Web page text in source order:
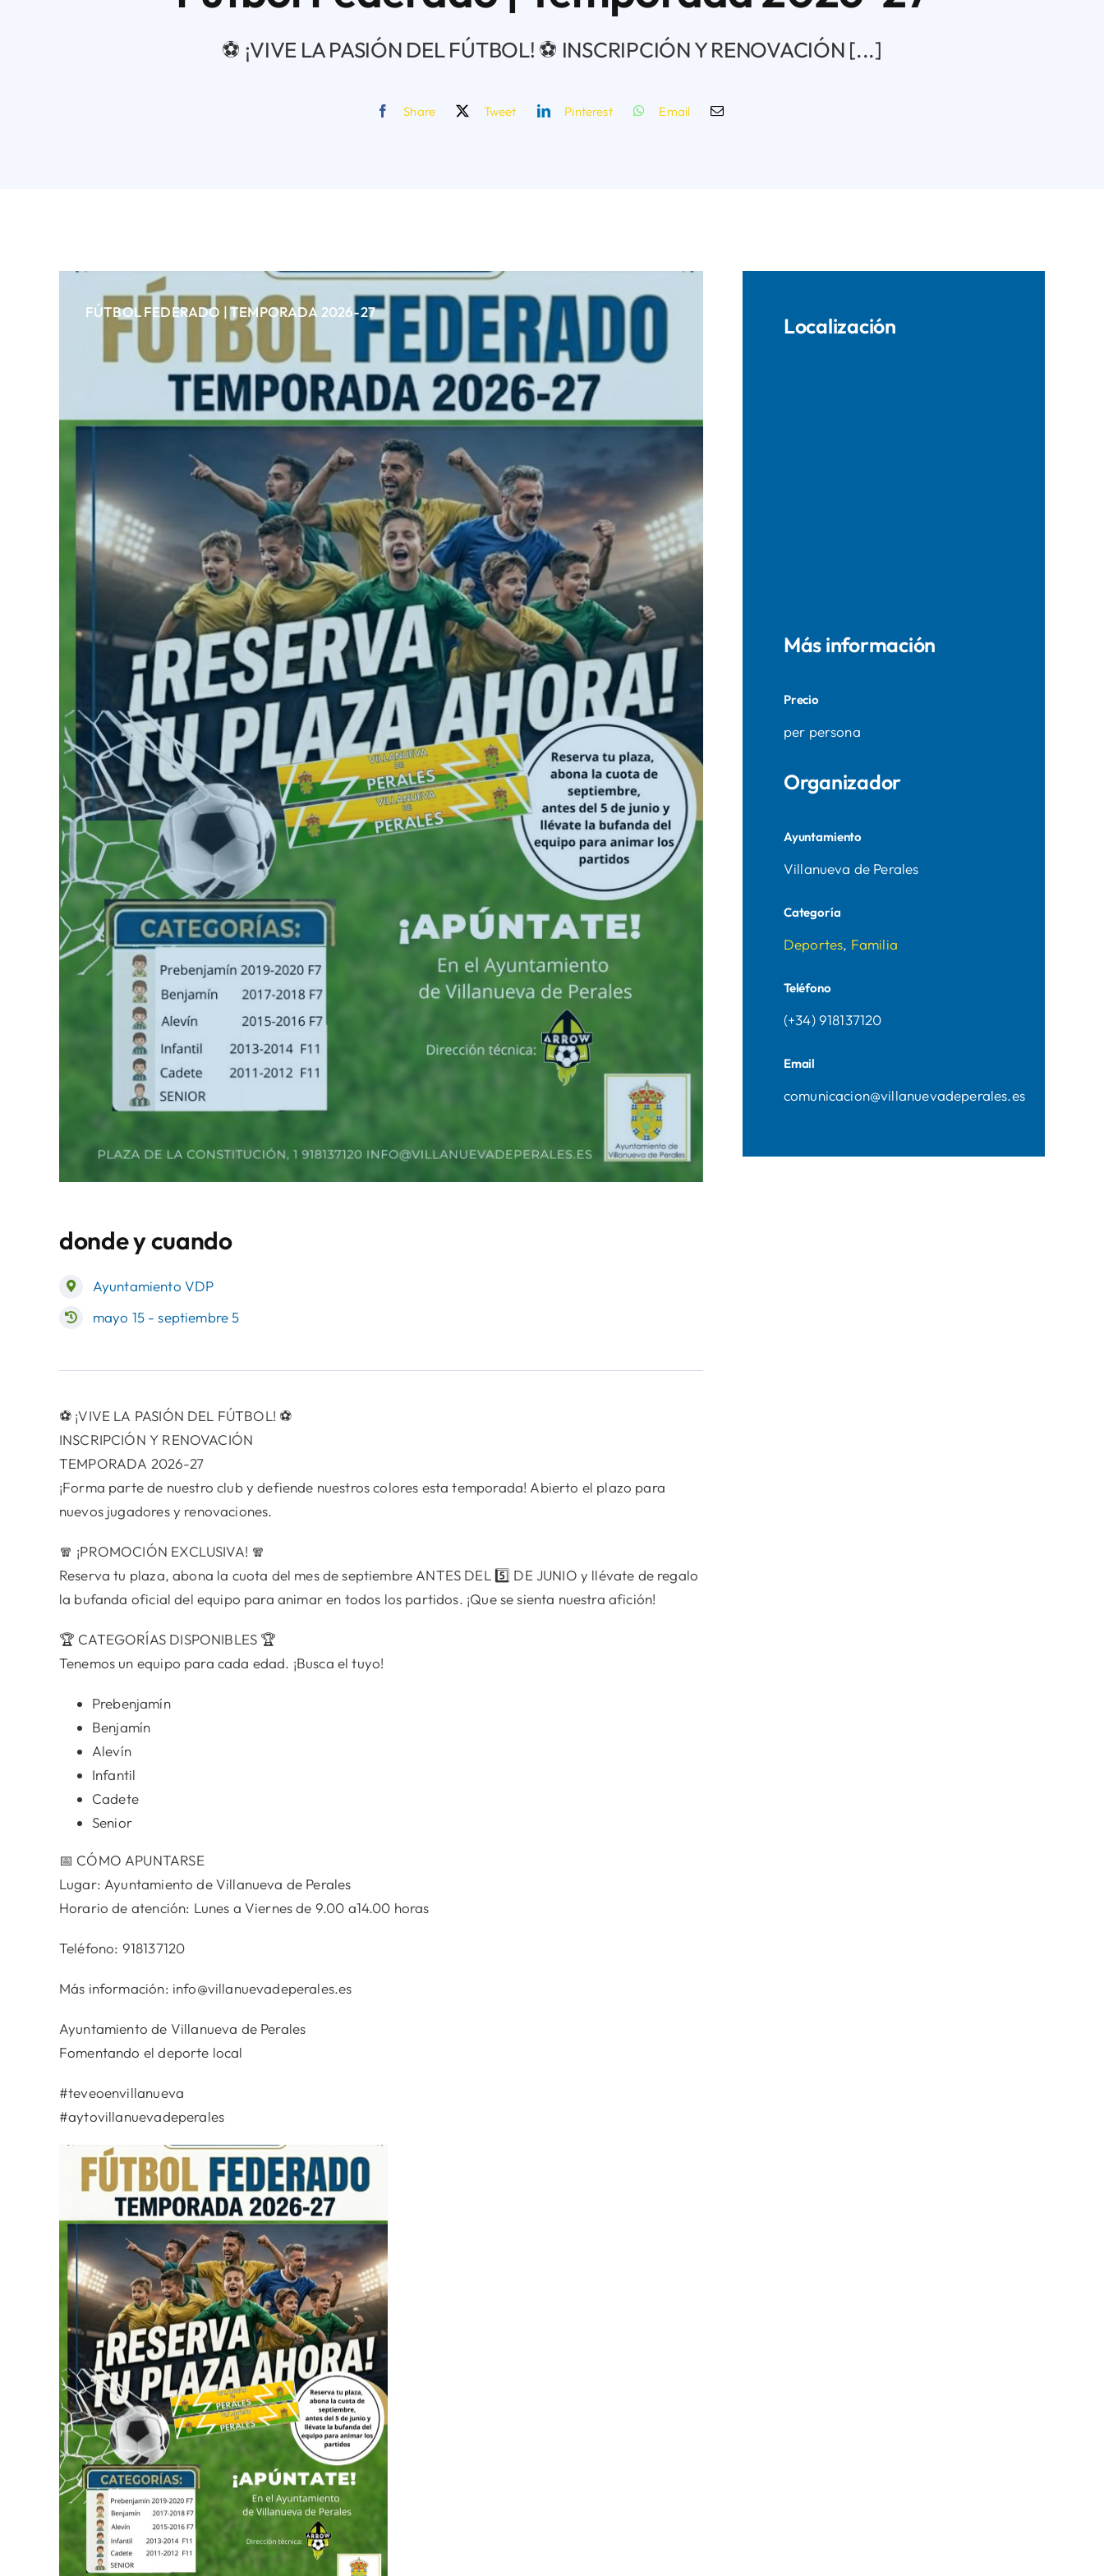
⚽ ¡VIVE LA PASIÓN DEL FÚTBOL! ⚽ INSCRIPCIÓN Y RENOVACIÓN [...]
Share Tweet Pinterest Email
FÚTBOL FEDERADO | TEMPORADA 2026-27
donde y cuando
Ayuntamiento VDP
mayo 15 - septiembre 5
⚽ ¡VIVE LA PASIÓN DEL FÚTBOL! ⚽
INSCRIPCIÓN Y RENOVACIÓN
TEMPORADA 2026-27
¡Forma parte de nuestro club y defiende nuestros colores esta temporada! Abierto el plazo para
nuevos jugadores y renovaciones.
🧣 ¡PROMOCIÓN EXCLUSIVA! 🧣
Reserva tu plaza, abona la cuota del mes de septiembre ANTES DEL 5️⃣ DE JUNIO y llévate de regalo
la bufanda oficial del equipo para animar en todos los partidos. ¡Que se sienta nuestra afición!
🏆 CATEGORÍAS DISPONIBLES 🏆
Tenemos un equipo para cada edad. ¡Busca el tuyo!
Prebenjamín
Benjamín
Alevín
Infantil
Cadete
Senior
📅 CÓMO APUNTARSE
Lugar: Ayuntamiento de Villanueva de Perales
Horario de atención: Lunes a Viernes de 9.00 a14.00 horas
Teléfono: 918137120
Más información: info@villanuevadeperales.es
Ayuntamiento de Villanueva de Perales
Fomentando el deporte local
#teveoenvillanueva
#aytovillanuevadeperales
Localización
Más información
Precio
per persona
Organizador
Ayuntamiento
Villanueva de Perales
Categoría
Deportes, Familia
Teléfono
(+34) 918137120
Email
comunicacion@villanuevadeperales.es